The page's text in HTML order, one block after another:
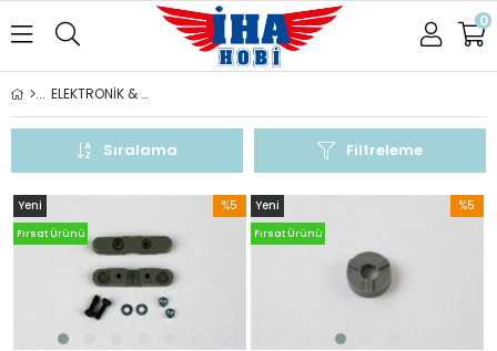
0
ELEKTRONİK & YAPI MALZEMELERİ
Filtreleme
Sıralama
%5
İndirim
%5İndirim
Yeni
Ürün
Fırsat Ürünü
%5
Yeni
Ürün
Fırsat Ürünü